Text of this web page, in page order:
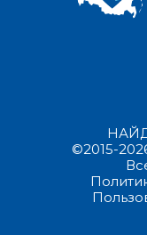
©2015-